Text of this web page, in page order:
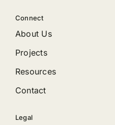
Connect
About Us
Projects
Resources
Contact
Legal